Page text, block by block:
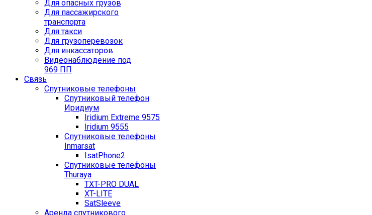
Для опасных грузов
Для пассажирского
транспорта
Для такси
Для грузоперевозок
Для инкассаторов
Видеонаблюдение под
969 ПП
Связь
Спутниковые телефоны
Спутниковый телефон
Иридиум
Iridium Extreme 9575
Iridium 9555
Спутниковые телефоны
Inmarsat
IsatPhone2
Спутниковые телефоны
Thuraya
TXT-PRO DUAL
XT-LITE
SatSleeve
Аренда спутникового